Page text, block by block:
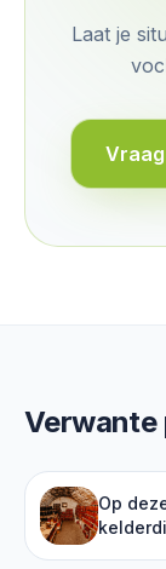
Laat je
Verwante
Op